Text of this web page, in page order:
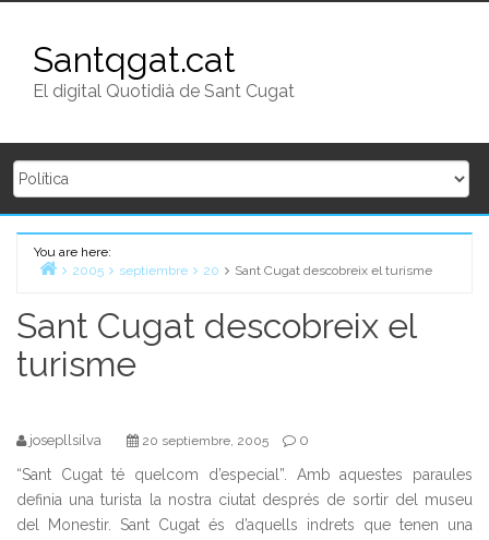
Santqgat.cat
El digital Quotidià de Sant Cugat
You are here:
Home
2005 septiembre 20 Sant Cugat descobreix el turisme
Sant Cugat descobreix el
turisme
josepllsilva 20 septiembre, 2005 0
“Sant Cugat té quelcom d’especial”. Amb aquestes paraules
definia una turista la nostra ciutat després de sortir del museu
del Monestir. Sant Cugat és d’aquells indrets que tenen una